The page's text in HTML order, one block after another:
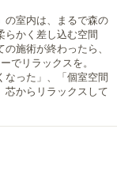
の室内は、まるで森の
らかく差し込む空間
施術が終わったら、
でリラックスを。
なった」、「個室空間
芯からリラックスして